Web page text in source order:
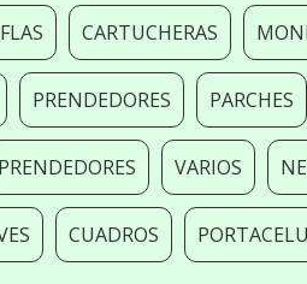
CARTUCHERAS
PRENDEDORES PARCHES
PRENDEDORES VARIOS
CUADROS